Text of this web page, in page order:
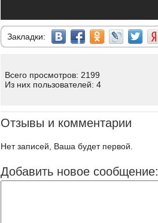
Закладки:
Всего просмотров: 2199
Из них пользователей: 4
Отзывы и комментарии
Нет записей, Ваша будет первой.
Добавить новое сообщение: